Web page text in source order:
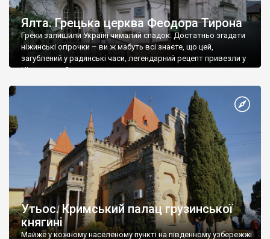
Ялта. Грецька церква Феодора Тирона
Греки залишили Україні чималий спадок. Достатньо згадати
ніжинські огірочки – ви ж мабуть всі знаєте, що цей,
загублений у радянські часи, легендарний рецепт привезли у
Ніжин греки?
Утьос. Кримський палац грузинської
княгині
Майже у кожному населеному пункті на південному узбережжі